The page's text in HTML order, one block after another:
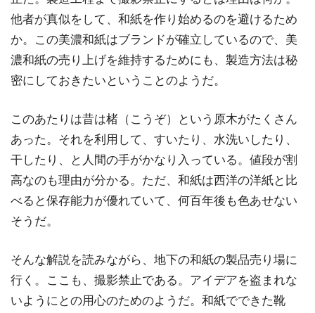
他者が真似をして、和紙を作り始めるのを避けるため
か。この美濃和紙はブランドが確立しているので、美
濃和紙の売り上げを維持するためにも、製造方法は秘
密にしておきたいということのようだ。
このあたりは昔は楮（こうぞ）という原木がたくさん
あった。それを利用して、すいたり、水洗いしたり、
干したり、と人間の手がかなり入っている。値段が割
高なのも理由が分かる。ただ、和紙は西洋の洋紙と比
べると保存能力が優れていて、何百年後も色あせない
そうだ。
そんな解説を読みながら、地下の和紙の製品売り場に
行く。ここも、撮影禁止である。アイデアを盗まれな
いようにとの用心のためのようだ。和紙でできた靴